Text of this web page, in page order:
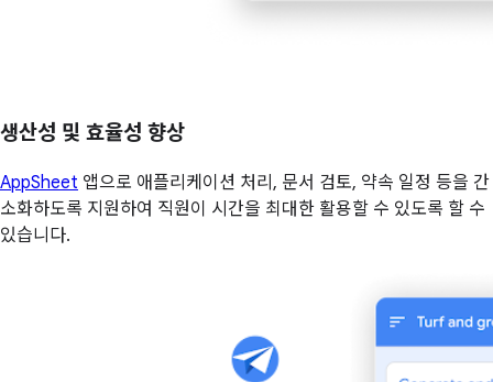
생산성 및 효율성 향상
AppSheet 앱으로 애플리케이션 처리, 문서 검토, 약속 일정 등을 간
소화하도록 지원하여 직원이 시간을 최대한 활용할 수 있도록 할 수
있습니다.